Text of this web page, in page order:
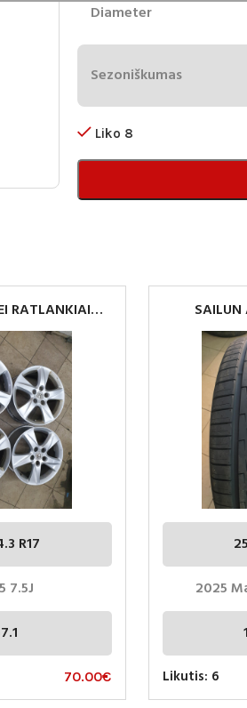
Diameter
Sezoniškumas
Liko 8
RATLANKIAI
R17
R17
7.5J
70.00€
SAILUN
255/
2025
Likutis: 6